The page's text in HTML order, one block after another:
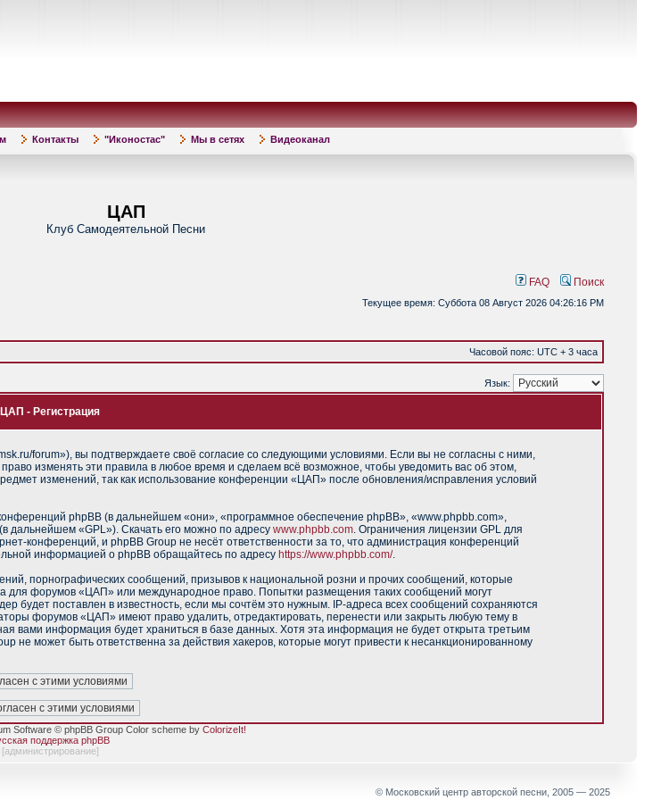
Контакты "Иконостас" Мы в сетях Видеоканал
ЦАП
Клуб Самодеятельной Песни
FAQ Поиск
Текущее время: Суббота 08 Август 2026 04:26:16 PM
Часовой пояс: UTC + 3 часа
Язык:
ЦАП - Регистрация
forum»), вы подтверждаете своё согласие со следующими условиями. Если вы не согласны с ними,
изменять эти правила в любое время и сделаем всё возможное, чтобы уведомить вас об этом,
изменений, так как использование конференции «ЦАП» после обновления/исправления условий
phpBB (в дальнейшем «они», «программное обеспечение phpBB», «www.phpbb.com»,
дальнейшем «GPL»). Скачать его можно по адресу www.phpbb.com. Ограничения лицензии GPL для
конференций, и phpBB Group не несёт ответственности за то, что администрация конференций
информацией о phpBB обращайтесь по адресу https://www.phpbb.com/.
порнографических сообщений, призывов к национальной розни и прочих сообщений, которые
для форумов «ЦАП» или международное право. Попытки размещения таких сообщений могут
будет поставлен в известность, если мы сочтём это нужным. IP-адреса всех сообщений сохраняются
форумов «ЦАП» имеют право удалить, отредактировать, перенести или закрыть любую тему в
вами информация будет храниться в базе данных. Хотя эта информация не будет открыта третьим
может быть ответственна за действия хакеров, которые могут привести к несанкционированному
Software © phpBB Group Color scheme by ColorizeIt!
поддержка phpBB
[администрирование]
© Московский центр авторской песни, 2005 — 2025